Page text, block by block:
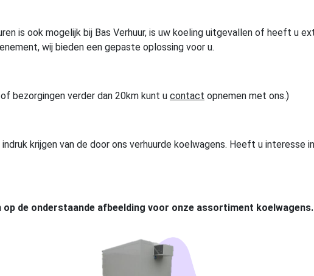
is ook mogelijk bij Bas Verhuur, is uw koeling uitgevallen of heeft u
wij bieden een gepaste oplossing voor u.
bezorgingen verder dan 20km kunt u contact opnemen met ons.)
krijgen van de door ons verhuurde koelwagens. Heeft u interesse
op de onderstaande afbeelding voor onze assortiment koelwagens.